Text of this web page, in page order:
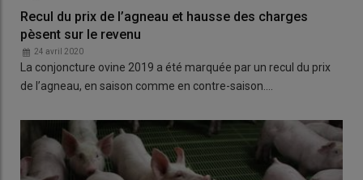
Recul du prix de l’agneau et hausse des charges
pèsent sur le revenu
24 avril 2020
La conjoncture ovine 2019 a été marquée par un recul du prix
de l’agneau, en saison comme en contre-saison.…